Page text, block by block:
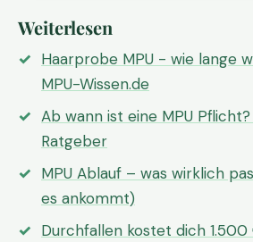
Weiterlesen
Haarprobe MPU - wie lange
MPU-Wissen.de
Ab wann ist eine MPU
Ratgeber
MPU Ablauf – was wirklich
es ankommt)
Durchfallen kostet dich 1.500